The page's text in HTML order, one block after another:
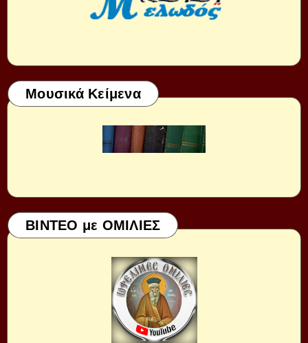
Μουσικά Κείμενα
ΒΙΝΤΕΟ με ΟΜΙΛΙΕΣ